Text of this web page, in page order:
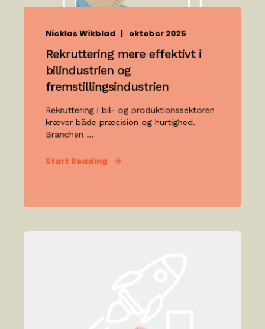
Nicklas Wikblad oktober 2025
Rekruttering mere effektivt i
bilindustrien og
fremstillingsindustrien
Rekruttering i bil- og produktionssektoren
kræver både præcision og hurtighed.
Branchen ...
Start Reading